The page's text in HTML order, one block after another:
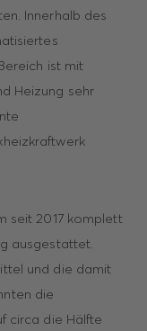
Innerhalb des
ist mit
Heizung sehr
seit 2017 komplett
ausgestattet.
und die damit
die
circa die Hälfte